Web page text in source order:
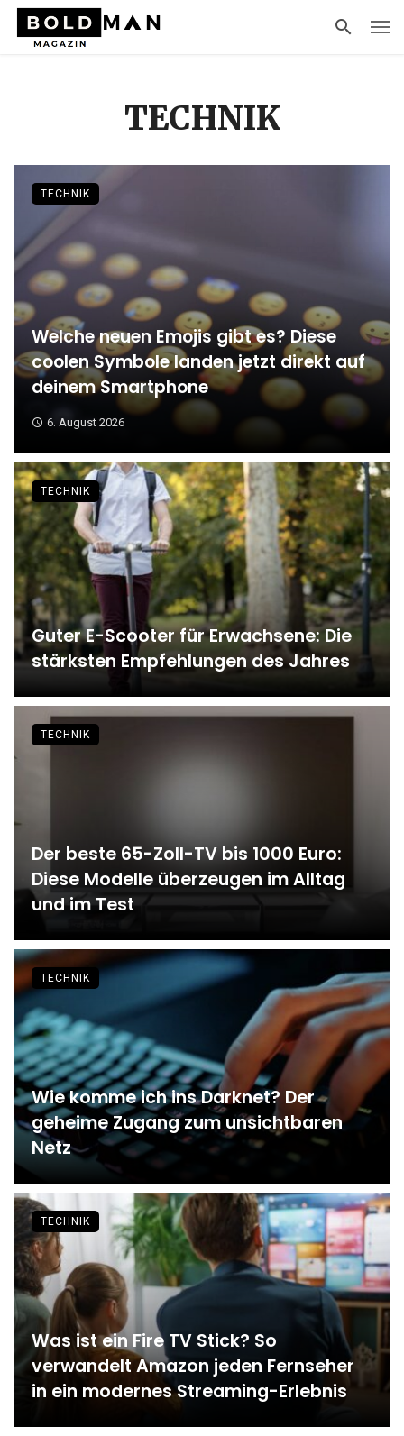
TECHNIK
Welche neuen Emojis gibt es? Diese
coolen Symbole landen jetzt direkt auf
deinem Smartphone
6. August 2026
TECHNIK
Guter E-Scooter für Erwachsene: Die
stärksten Empfehlungen des Jahres
TECHNIK
Der beste 65-Zoll-TV bis 1000 Euro:
Diese Modelle überzeugen im Alltag
und im Test
TECHNIK
Wie komme ich ins Darknet? Der
geheime Zugang zum unsichtbaren
Netz
TECHNIK
Was ist ein Fire TV Stick? So
verwandelt Amazon jeden Fernseher
in ein modernes Streaming-Erlebnis
TECHNIK